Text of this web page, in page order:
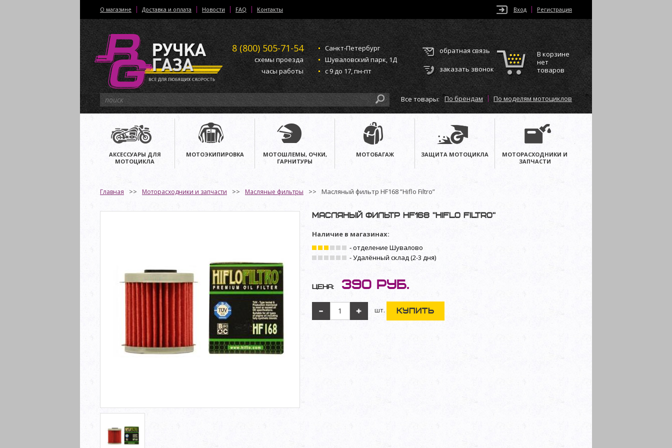
Вход Регистрация
О магазине Доставка и оплата Новости FAQ Контакты
8 (800) 505-71-54
схемы проезда
часы работы
Санкт-Петербург
Шуваловский парк, 1Д
с 9 до 17, пн-пт
обратная связь
заказать звонок
В корзине
нет
товаров
Все товары: По брендам По моделям мотоциклов
АКСЕССУАРЫ ДЛЯ
МОТОЦИКЛА
МОТОЭКИПИРОВКА
МОТОШЛЕМЫ, ОЧКИ,
ГАРНИТУРЫ
МОТОБАГАЖ ЗАЩИТА МОТОЦИКЛА
МОТОРАСХОДНИКИ И
ЗАПЧАСТИ
Главная Моторасходники и запчасти Масляные фильтры Масляный фильтр HF168 ”Hiflo Filtro”
Масляный фильтр HF168 ”Hiflo Filtro”
Наличие в магазинах:
- отделение Шувалово
- Удалённый склад (2-3 дня)
Цена: 390 руб.
шт.